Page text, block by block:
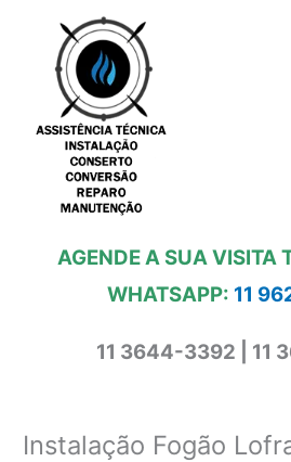
conteúdo
AGENDE A SUA VISITA
WHATSAPP: 11
11 3644-3392 | 11
Instalação Fogão